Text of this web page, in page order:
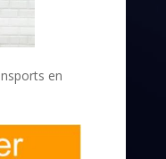
en